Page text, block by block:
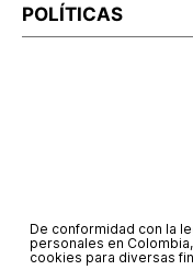
POLÍTICAS
De conformidad con la
personales en
cookies para diversas